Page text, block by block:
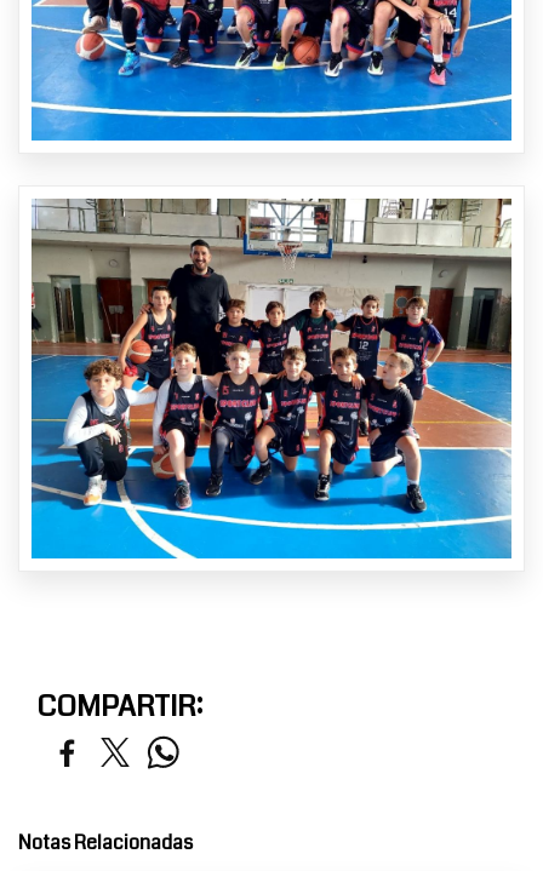
COMPARTIR:
Notas Relacionadas